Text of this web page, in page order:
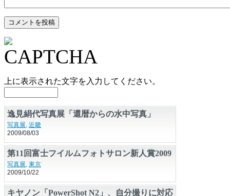
上に表示された文字を入力してください。
逸見絹代写真展「還暦からの水中写真」
写真展, 近畿
2009/08/03
第11回富士フイルムフォトサロン新人賞2009
発表展
写真展, 東京
2009/10/22
キヤノン「PowerShot N2」、自分撮りに対応